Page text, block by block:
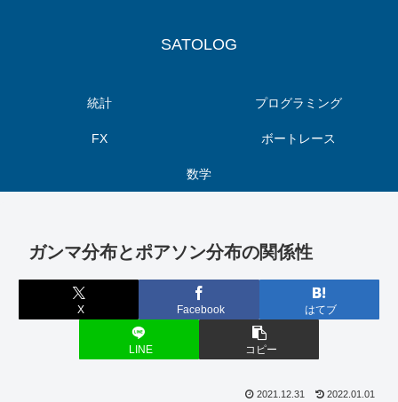
SATOLOG
統計 プログラミング
FX ボートレース
数学
ガンマ分布とポアソン分布の関係性
X Facebook はてブ
LINE コピー
2021.12.31 2022.01.01